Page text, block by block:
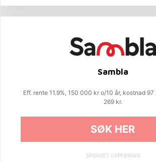
Sambla
Eff. rente 11.9%, 150 000 kr o/10 år, kostnad
269 kr.
SØK HER
SPONSET OPPFØRING